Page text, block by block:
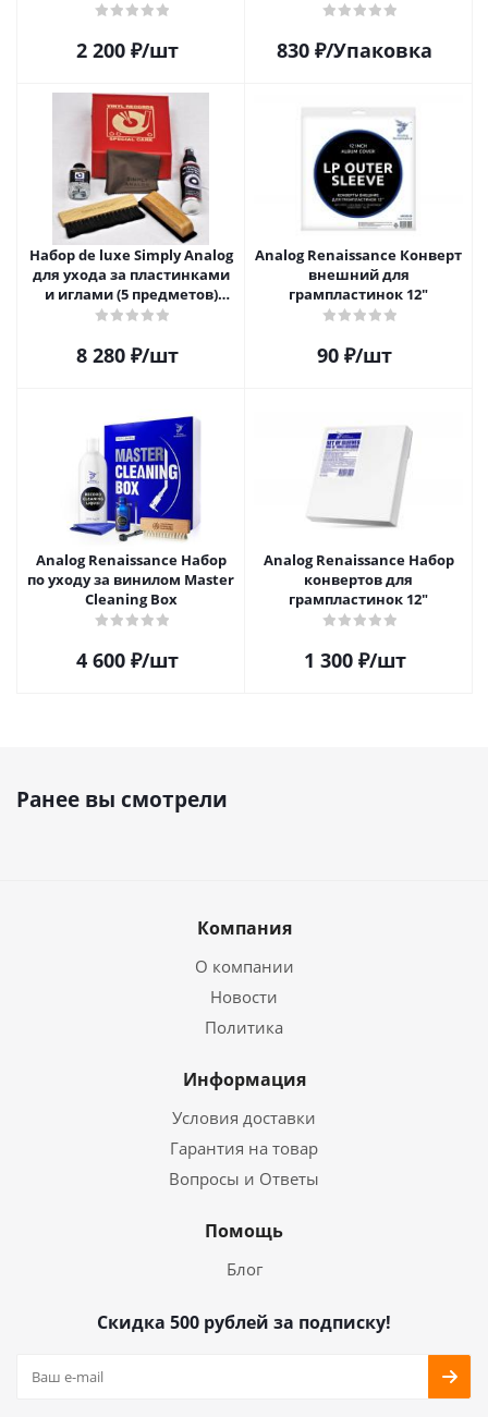
2 200₽/шт 830 ₽/Упаковка
Набор de luxe Simply Analog
для ухода за пластинками
и иглами (5 предметов)
SAVC008
8 280₽/шт
Analog Renaissance Конверт
внешний для
грампластинок 12"
90 ₽/шт
Analog Renaissance Набор
по уходу за винилом Master
Cleaning Box
4 600₽/шт
Analog Renaissance Набор
конвертов для
грампластинок 12"
1 300₽/шт
Ранее вы смотрели
Компания
О компании
Новости
Политика
Информация
Условия доставки
Гарантия на товар
Вопросы и Ответы
Помощь
Блог
Скидка 500 рублей за подписку!